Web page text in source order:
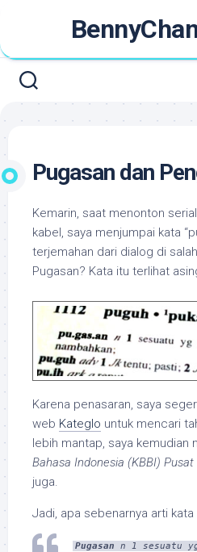
content
Pugasan dan
Kemarin, saat menonton serial
kabel, saya menjumpai kata
terjemahan dari dialog di
Pugasan? Kata itu terlihat
Karena penasaran, saya
web Kateglo untuk mencari
lebih mantap, saya kemudian
Bahasa Indonesia (KBBI)
juga.
Jadi, apa sebenarnya arti
Pugasan n 1 sesuatu